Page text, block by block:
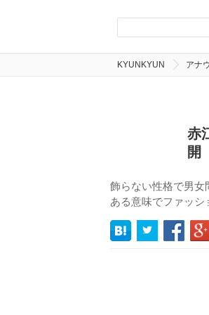
KYUNKYUN アナ
赤
開
飾らない性格で男女
ある意味でファッシ